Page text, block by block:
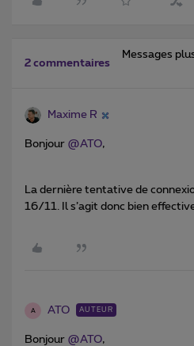
2 commentaires
Messages
Maxime R
Bonjour ​ @ATO,
La dernière tentative de
16/11. Il s’agit donc bien
A ATO AUTEUR
Bonjour ​ @ATO,